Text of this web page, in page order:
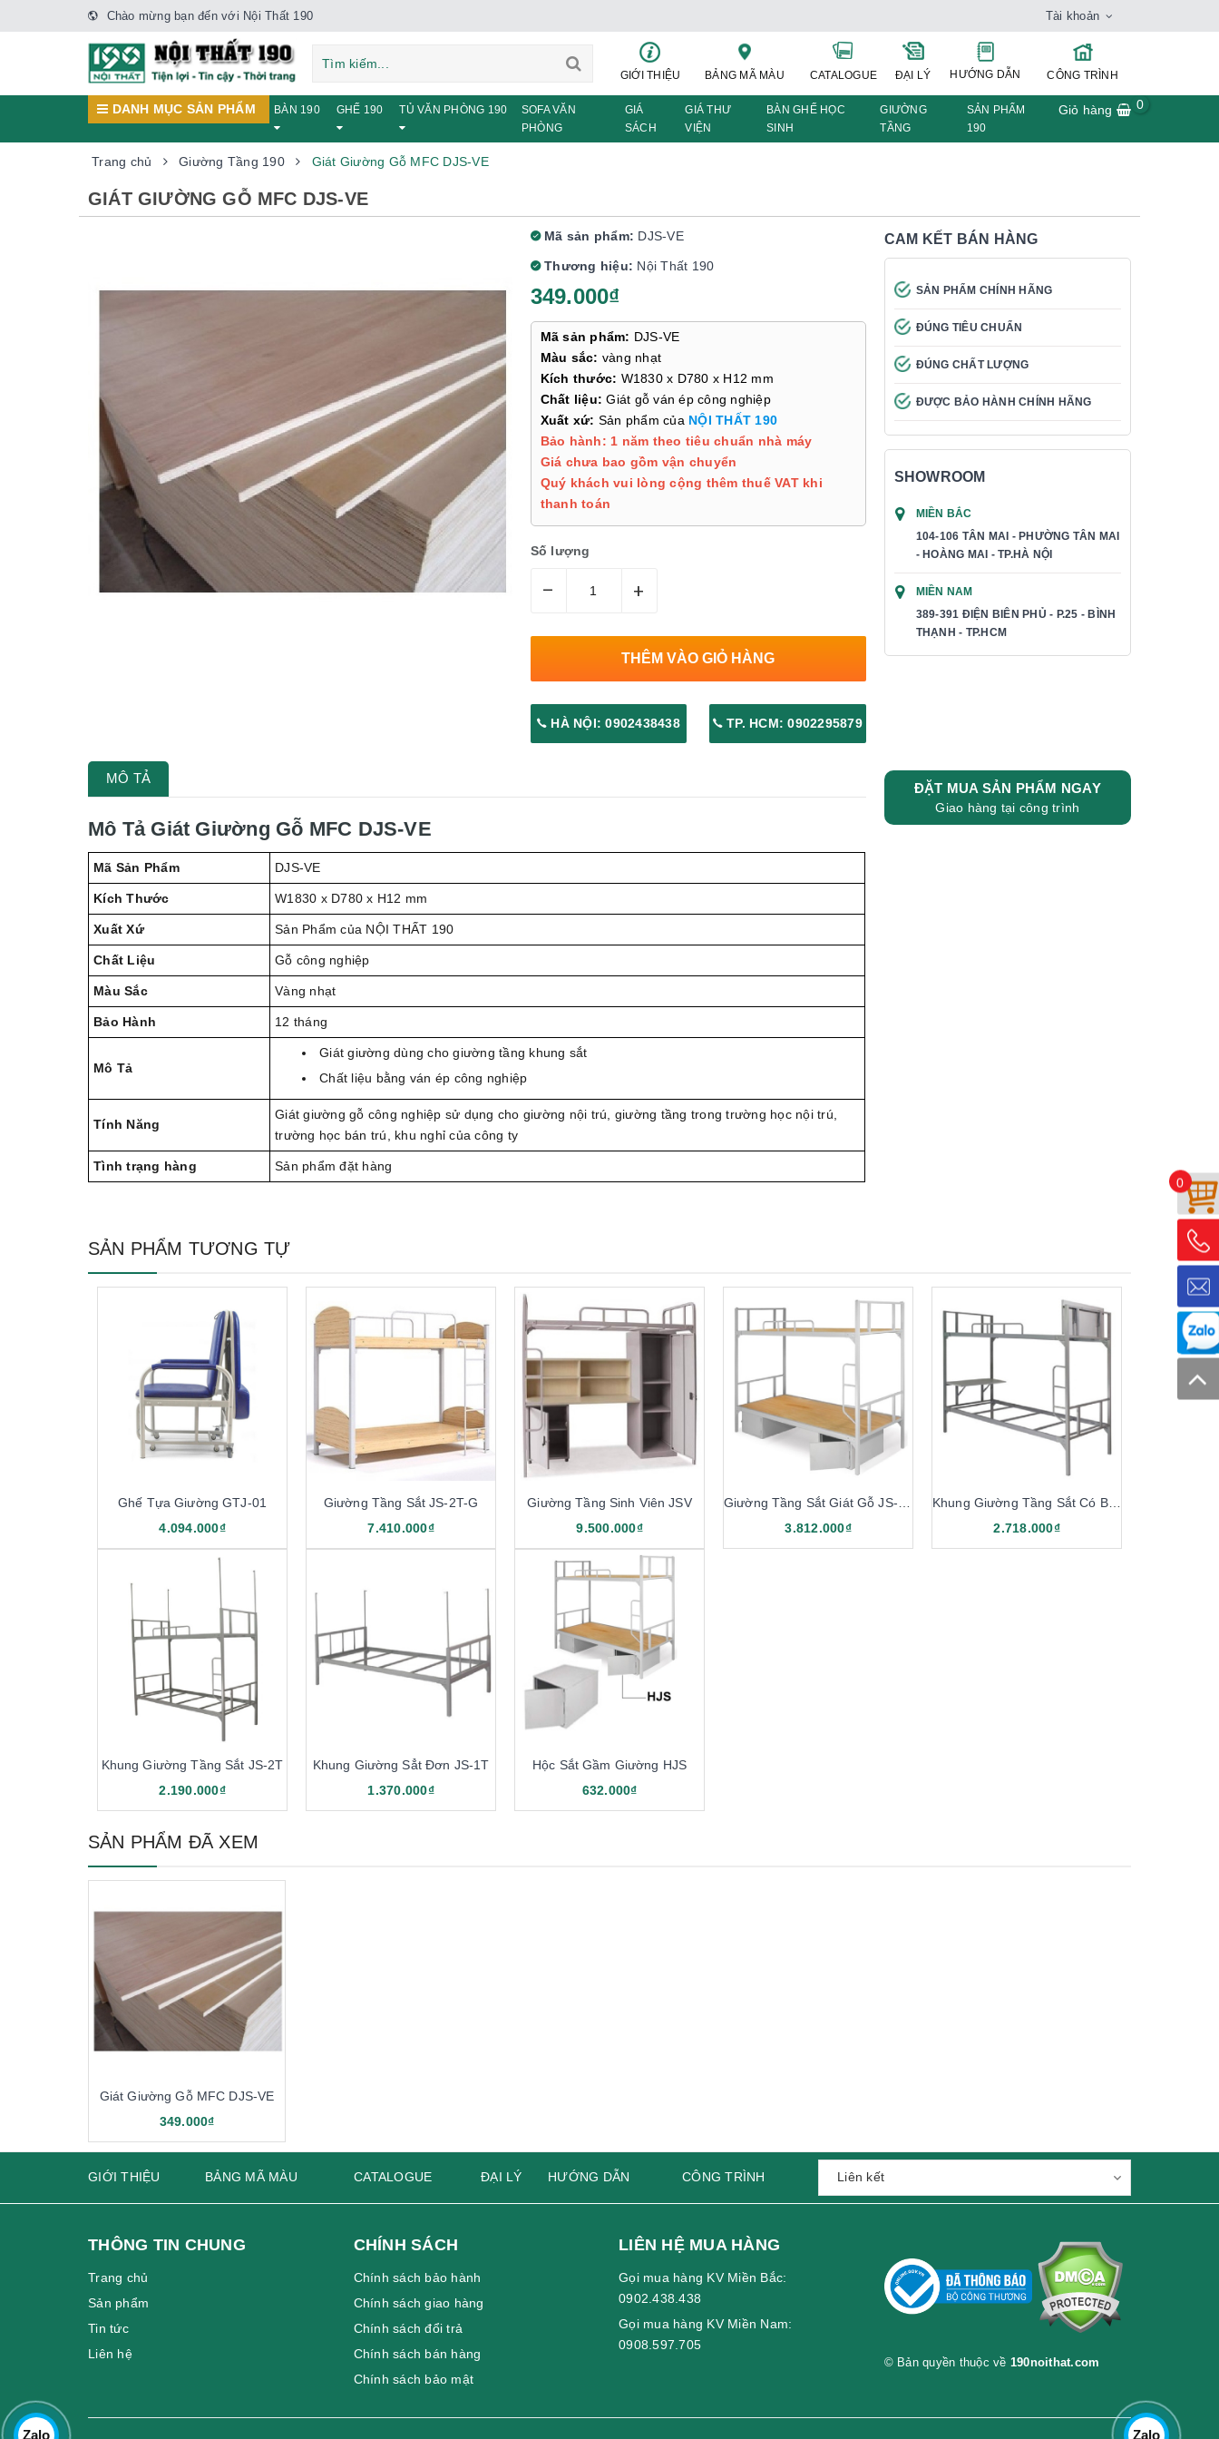
Chào mừng bạn đến với Nội Thất 190 Tài khoản
GIỚI THIỆU BẢNG MÃ MÀU CATALOGUE ĐẠI LÝ HƯỚNG DẪN CÔNG TRÌNH
DANH MỤC SẢN PHẨM BÀN 190 GHẾ 190 TỦ VĂN PHÒNG 190
SOFA VĂN
PHÒNG
GIÁ
SÁCH
GIÁ THƯ
VIỆN
BÀN GHẾ HỌC
SINH
GIƯỜNG
TẦNG
SẢN PHẨM
190
Giỏ hàng 0
Trang chủ Giường Tầng 190 Giát Giường Gỗ MFC DJS-VE
GIÁT GIƯỜNG GỖ MFC DJS-VE
Mã sản phẩm: DJS-VE
Thương hiệu: Nội Thất 190
349.000₫
Mã sản phẩm: DJS-VE
Màu sắc: vàng nhạt
Kích thước: W1830 x D780 x H12 mm
Chất liệu: Giát gỗ ván ép công nghiệp
Xuất xứ: Sản phẩm của NỘI THẤT 190
Bảo hành: 1 năm theo tiêu chuẩn nhà máy
Giá chưa bao gồm vận chuyển
Quý khách vui lòng cộng thêm thuế VAT khi
thanh toán
Số lượng
– +
THÊM VÀO GIỎ HÀNG
HÀ NỘI: 0902438438 TP. HCM: 0902295879
CAM KẾT BÁN HÀNG
SẢN PHẨM CHÍNH HÃNG
ĐÚNG TIÊU CHUẨN
ĐÚNG CHẤT LƯỢNG
ĐƯỢC BẢO HÀNH CHÍNH HÃNG
SHOWROOM
MIỀN BẮC
104-106 TÂN MAI - PHƯỜNG TÂN MAI
- HOÀNG MAI - TP.HÀ NỘI
MIỀN NAM
389-391 ĐIỆN BIÊN PHỦ - P.25 - BÌNH
THẠNH - TP.HCM
MÔ TẢ
Mô Tả Giát Giường Gỗ MFC DJS-VE
Mã Sản Phẩm DJS-VE
Kích Thước W1830 x D780 x H12 mm
Xuất Xứ Sản Phẩm của NỘI THẤT 190
Chất Liệu Gỗ công nghiệp
Màu Sắc Vàng nhạt
Bảo Hành 12 tháng
Mô Tả
Giát giường dùng cho giường tầng khung sắt
Chất liệu bằng ván ép công nghiệp
Tính Năng
Giát giường gỗ công nghiệp sử dụng cho giường nội trú, giường tầng trong trường học nội trú,
trường học bán trú, khu nghỉ của công ty
Tình trạng hàng Sản phẩm đặt hàng
ĐẶT MUA SẢN PHẨM NGAY
Giao hàng tại công trình
SẢN PHẨM TƯƠNG TỰ
Ghế Tựa Giường GTJ-01
4.094.000₫
Giường Tầng Sắt JS-2T-G
7.410.000₫
Giường Tầng Sinh Viên JSV
9.500.000₫
3.812.000₫
Khung Giường Tầng Sắt Có Bàn JS-2T-B
2.718.000₫
Khung Giường Tầng Sắt JS-2T
2.190.000₫
Khung Giường Sẳt Đơn JS-1T
1.370.000₫
Hộc Sắt Gầm Giường HJS
632.000₫
SẢN PHẨM ĐÃ XEM
Giát Giường Gỗ MFC DJS-VE
349.000₫
0
GIỚI THIỆU BẢNG MÃ MÀU CATALOGUE ĐẠI LÝ HƯỚNG DẪN CÔNG TRÌNH
THÔNG TIN CHUNG
Trang chủ
Sản phẩm
Tin tức
Liên hệ
CHÍNH SÁCH
Chính sách bảo hành
Chính sách giao hàng
Chính sách đổi trả
Chính sách bán hàng
Chính sách bảo mật
LIÊN HỆ MUA HÀNG
Gọi mua hàng KV Miền Bắc:
0902.438.438
Gọi mua hàng KV Miền Nam:
0908.597.705
© Bản quyền thuộc về 190noithat.com
Zalo Zalo